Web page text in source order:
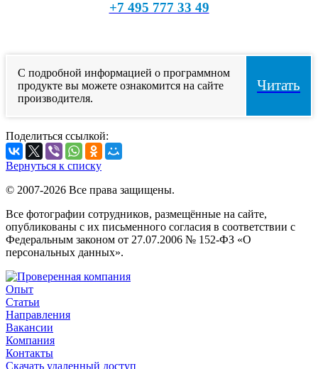
+7 495 777 33 49
С подробной информацией о программном
продукте вы можете ознакомится на сайте
производителя.
Читать
Поделиться ссылкой:
Вернуться к списку
© 2007-2026 Все права защищены.
Все фотографии сотрудников, размещённые на сайте,
опубликованы с их письменного согласия в соответствии с
Федеральным законом от 27.07.2006 № 152-ФЗ «О
персональных данных».
Опыт
Статьи
Направления
Вакансии
Компания
Контакты
Скачать удаленный доступ